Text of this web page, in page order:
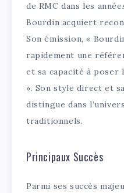
de RMC dans les
Bourdin acquiert
Son émission, «
rapidement une
et sa capacité à poser
». Son style direct et
distingue dans
traditionnels.
Principaux Succès
Parmi ses succès